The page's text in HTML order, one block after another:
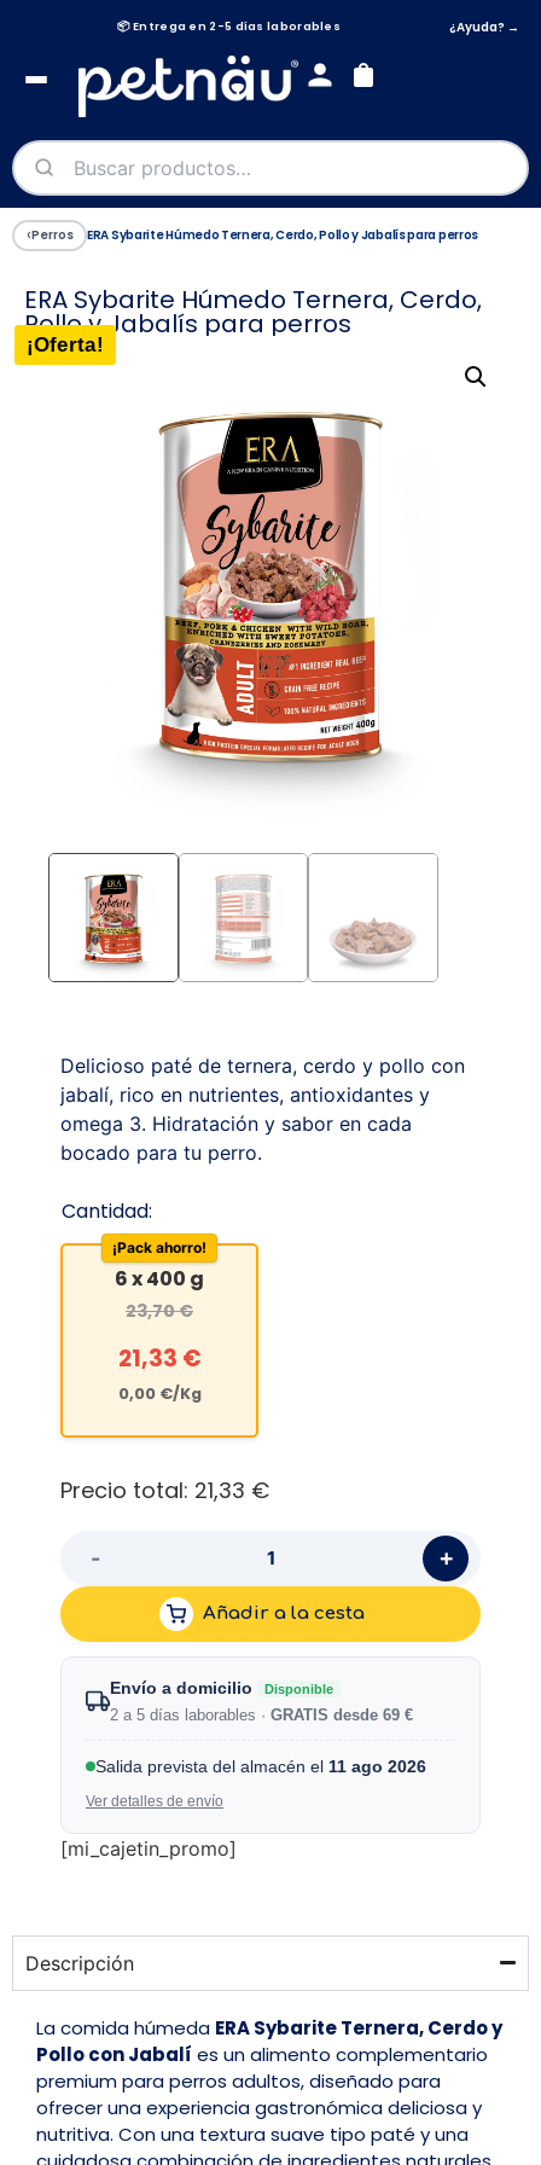
📦 Entrega en 2-5 días laborables
🫂 Síguenos en @petnau_es ¿Ayuda? →
‹Perros ERA Sybarite Húmedo Ternera, Cerdo, Pollo y Jabalís para perros
ERA Sybarite Húmedo Ternera, Cerdo,
Pollo y Jabalís para perros
¡Oferta!
Delicioso paté de ternera, cerdo y pollo con
jabalí, rico en nutrientes, antioxidantes y
omega 3. Hidratación y sabor en cada
bocado para tu perro.
Cantidad:
¡Pack ahorro!
6 x 400 g
23,70€
21,33 €
0,00 €/Kg
Precio total: 21,33 €
- +
Añadir a la cesta
Envío a domicilio Disponible
2 a 5 días laborables · GRATIS desde 69 €
Salida prevista del almacén el 11 ago 2026
Ver detalles de envío
[mi_cajetin_promo]
Descripción
La comida húmeda ERA Sybarite Ternera, Cerdo y
Pollo con Jabalí es un alimento complementario
premium para perros adultos, diseñado para
ofrecer una experiencia gastronómica deliciosa y
nutritiva. Con una textura suave tipo paté y una